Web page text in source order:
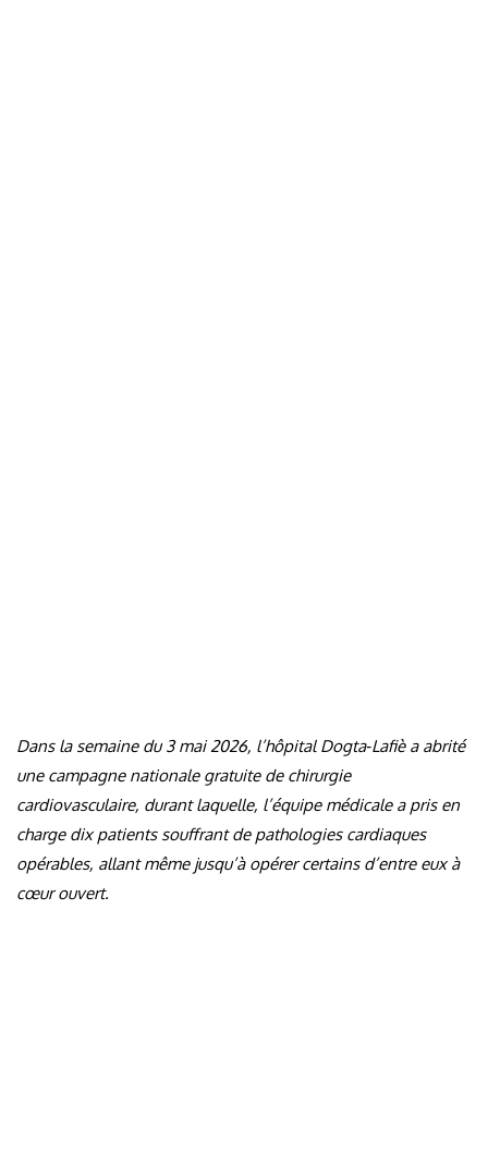
Dans la semaine du 3 mai 2026, l’hôpital Dogta‑Lafiè a abrité
une campagne nationale gratuite de chirurgie
cardiovasculaire, durant laquelle, l’équipe médicale a pris en
charge dix patients souffrant de pathologies cardiaques
opérables, allant même jusqu’à opérer certains d’entre eux à
cœur ouvert.